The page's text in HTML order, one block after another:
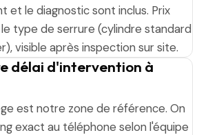
et le diagnostic sont inclus. Prix
type de serrure (cylindre standard
visible après inspection sur site.
délai d'intervention à
est notre zone de référence. On
exact au téléphone selon l'équipe